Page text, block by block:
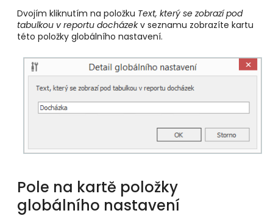
Dvojím kliknutím na položku Text, který se zobrazí pod
tabulkou v reportu docházek v seznamu zobrazíte kartu
této položky globálního nastavení.
Pole na kartě položky
globálního nastavení